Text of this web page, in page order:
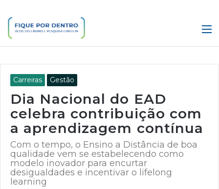
Carreiras Gestão
Dia Nacional do EAD
celebra contribuição com
a aprendizagem contínua
Com o tempo, o Ensino a Distância de boa
qualidade vem se estabelecendo como
modelo inovador para encurtar
desigualdades e incentivar o lifelong
learning